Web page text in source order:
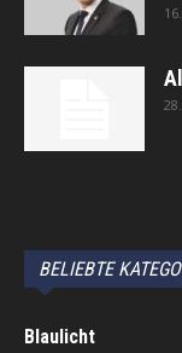
BELIEBTE
Blaulicht